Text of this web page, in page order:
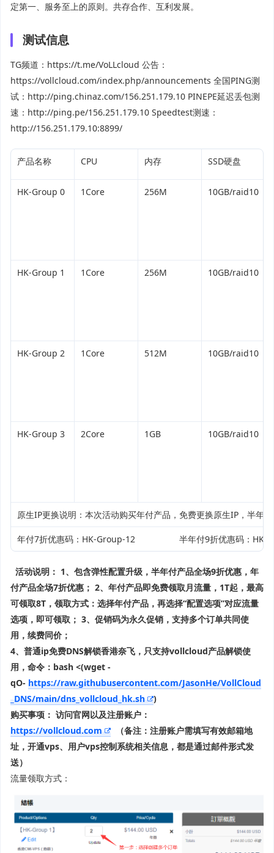
定第一、服务至上的原则。共存合作、互利发展。
测试信息
TG频道：https://t.me/VoLLcloud 公告：
https://vollcloud.com/index.php/announcements 全国PING测
试：http://ping.chinaz.com/156.251.179.10 PINEPE延迟丢包测
速：http://ping.pe/156.251.179.10 Speedtest测速：
http://156.251.179.10:8899/
产品名称 CPU 内存 SSD硬盘
HK-Group 0 1Core 256M 10GB/raid10
HK-Group 1 1Core 256M 10GB/raid10
HK-Group 2 1Core 512M 10GB/raid10
HK-Group 3 2Core 1GB 10GB/raid10
原生IP更换说明：本次活动购买年付产品，免费更换原生IP，半年
年付7折优惠码：HK-Group-12 半年付9折优惠码：HK-
活动说明： 1、包含弹性配置升级，半年付产品全场9折优惠，年
付产品全场7折优惠； 2、年付产品即免费领取月流量，1T起，最高
可领取8T，领取方式：选择年付产品，再选择“配置选项”对应流量
选项，即可领取； 3、促销码为永久促销，支持多个订单共同使
用，续费同价；
4、普通ip免费DNS解锁香港奈飞，只支持vollcloud产品解锁使
用，命令：bash <(wget -
qO- https://raw.githubusercontent.com/JasonHe/VollCloud
_DNS/main/dns_vollcloud_hk.sh
)
购买事项： 访问官网以及注册账户：
https://vollcloud.com
（备注：注册账户需填写有效邮箱地
址，开通vps、用户vps控制系统相关信息，都是通过邮件形式发
送）
流量领取方式：